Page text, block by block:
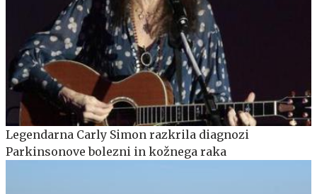
Legendarna Carly Simon razkrila diagnozi
Parkinsonove bolezni in kožnega raka